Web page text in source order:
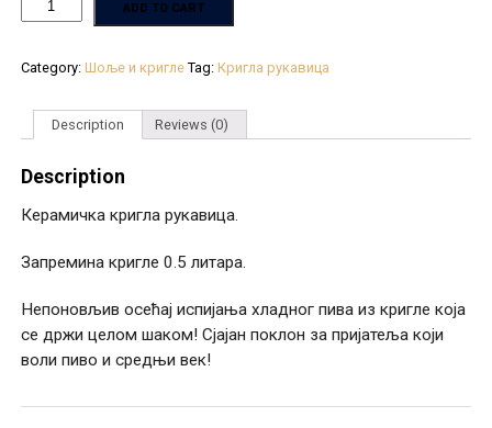
ADD TO CART
Category: Шоље и кригле Tag: Кригла рукавица
Description Reviews (0)
Description
Керамичка кригла рукавица.
Запремина кригле 0.5 литара.
Непоновљив осећај испијања хладног пива из кригле која
се држи целом шаком! Сјајан поклон за пријатеља који
воли пиво и средњи век!